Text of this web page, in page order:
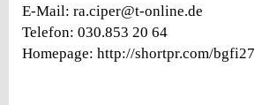
E-Mail: ra.ciper@t-online.de
Telefon: 030.853 20 64
Homepage: http://shortpr.com/bgfi27